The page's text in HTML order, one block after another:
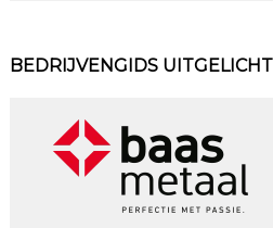
BEDRIJVENGIDS UITGELICHT